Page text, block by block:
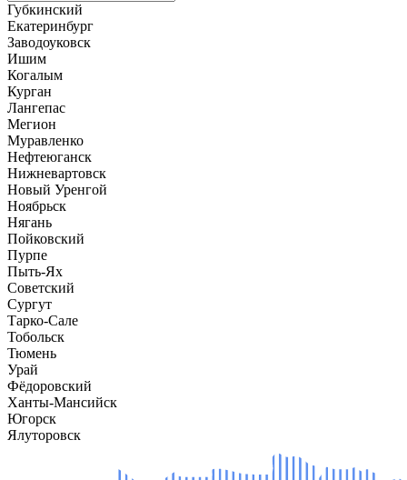
Губкинский
Екатеринбург
Заводоуковск
Ишим
Когалым
Курган
Лангепас
Мегион
Муравленко
Нефтеюганск
Нижневартовск
Новый Уренгой
Ноябрьск
Нягань
Пойковский
Пурпе
Пыть-Ях
Советский
Сургут
Тарко-Сале
Тобольск
Тюмень
Урай
Фёдоровский
Ханты-Мансийск
Югорск
Ялуторовск